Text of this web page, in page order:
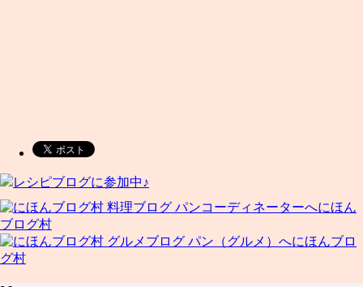
レシピブログに参加中♪
にほん
ブログ村
にほんブロ
グ村